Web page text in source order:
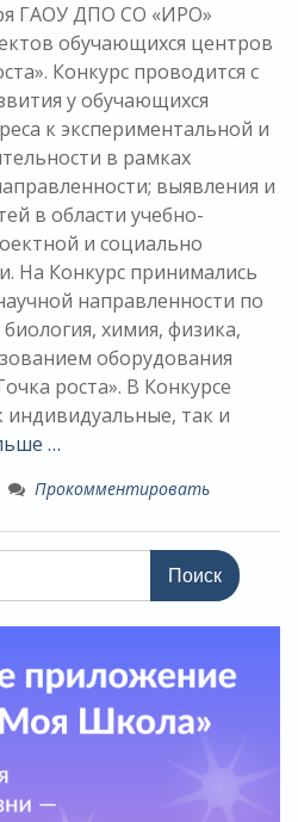
ГАОУ ДПО СО «ИРО»
обучающихся центров
Конкурс проводится с
у обучающихся
к экспериментальной и
в рамках
выявления и
в области учебно-
и социально
На Конкурс принимались
направленности по
химия, физика,
оборудования
роста». В Конкурсе
индивидуальные, так и
…
Прокомментировать